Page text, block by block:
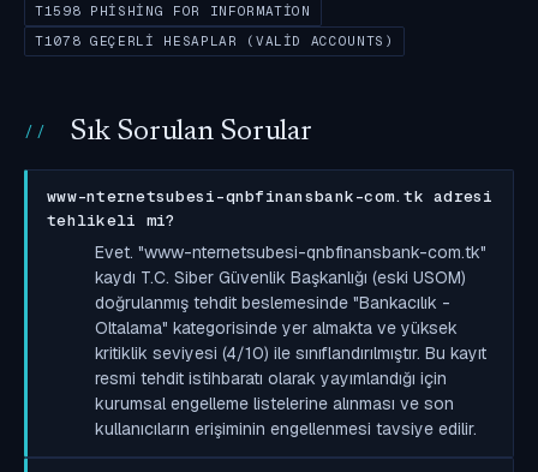
T1598 PHISHING FOR INFORMATION
T1078 GEÇERLI HESAPLAR (VALID ACCOUNTS)
Sık Sorulan Sorular
www-nternetsubesi-qnbfinansbank-com.tk adresi
tehlikeli mi?
Evet. "www-nternetsubesi-qnbfinansbank-com.tk"
kaydı T.C. Siber Güvenlik Başkanlığı (eski USOM)
doğrulanmış tehdit beslemesinde "Bankacılık -
Oltalama" kategorisinde yer almakta ve yüksek
kritiklik seviyesi (4/10) ile sınıflandırılmıştır. Bu kayıt
resmi tehdit istihbaratı olarak yayımlandığı için
kurumsal engelleme listelerine alınması ve son
kullanıcıların erişiminin engellenmesi tavsiye edilir.